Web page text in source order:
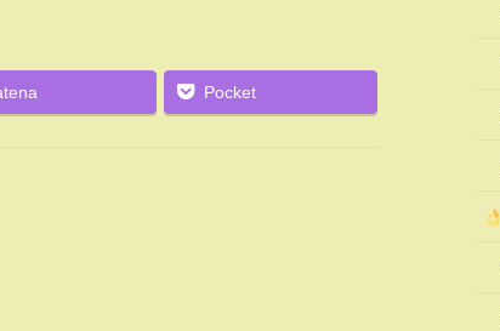
Pocket